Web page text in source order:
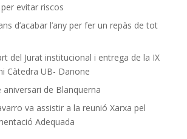
evitar riscos
d’acabar l’any per fer un repàs de tot
del Jurat institucional i entrega de la IX
Càtedra UB- Danone
aniversari de Blanquerna
va assistir a la reunió Xarxa pel
Adequada